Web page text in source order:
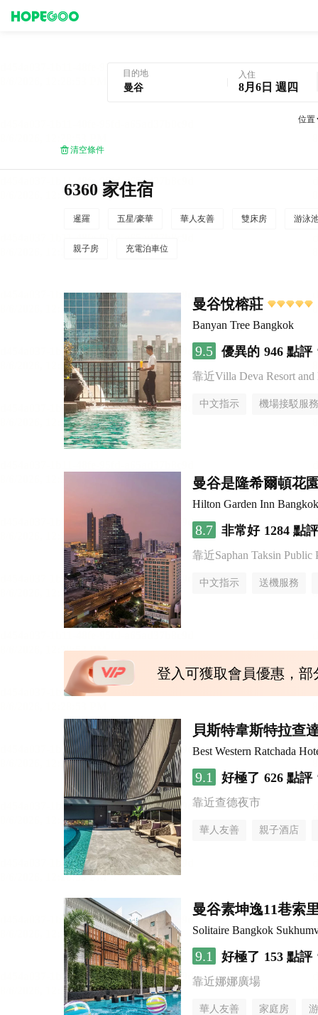
目的地 入住
8月6日 週四
位置
清空條件
6360 家住宿
暹羅 五星/豪華 華人友善 雙床房 游泳
親子房 充電泊車位
曼谷悅榕莊
Banyan Tree Bangkok
9.5 優異的 946 點評
靠近Villa Deva Resort and
中文指示 機場接駁服務
曼谷是隆希爾頓花
Hilton Garden Inn
8.7 非常好 1284 點評
靠近Saphan Taksin Public
中文指示 送機服務
登入可獲取會員優惠，
貝斯特韋斯特拉查
Best Western Ratchada
9.1 好極了 626 點評
靠近查德夜市
華人友善 親子酒店
曼谷素坤逸11巷索
Solitaire Bangkok
9.1 好極了 153 點評
靠近娜娜廣場
華人友善 家庭房